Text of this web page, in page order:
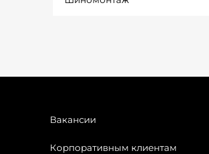
Вакансии
Корпоративным клиентам